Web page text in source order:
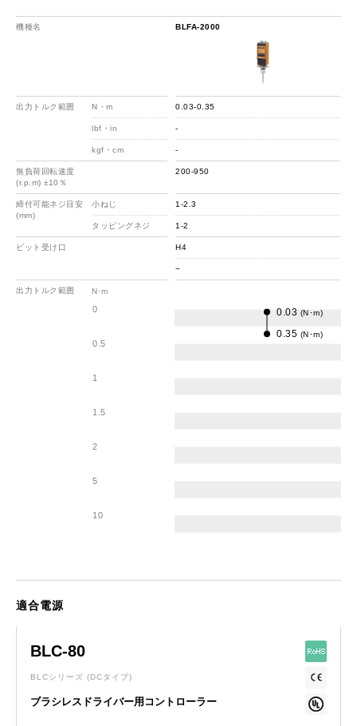
機種名
出力トルク範囲 N・m
lbf・in
kgf・cm
無負荷回転速度
(r.p.m) ±10％
締付可能ネジ目安
(mm)
小ねじ
タッピングネジ
ビット受け口
出力トルク範囲
0
0.5
1
1.5
2
5
10
N･m
BLFA-2000
0.03-0.35
-
-
200-950
1-2.3
1-2
H4
−
0.03 (N･m)
0.35 (N･m)
適合電源
BLC-80
BLCシリーズ (DCタイプ)
ブラシレスドライバー用コントローラー